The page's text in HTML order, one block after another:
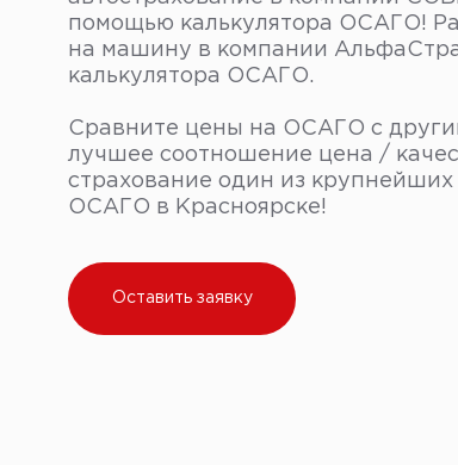
помощью калькулятора ОСАГО!
на машину в компании
калькулятора ОСАГО.
Сравните цены на ОСАГО с
лучшее соотношение цена /
страхование один из
ОСАГО в Красноярске!
Оставить заявку